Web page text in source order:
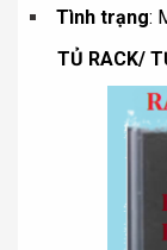
Tình trạng:
TỦ RACK/